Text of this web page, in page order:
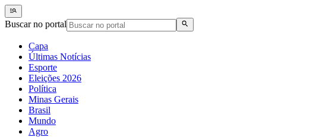
Buscar no portal
Capa
Últimas Notícias
Esporte
Eleições 2026
Política
Minas Gerais
Brasil
Mundo
Agro